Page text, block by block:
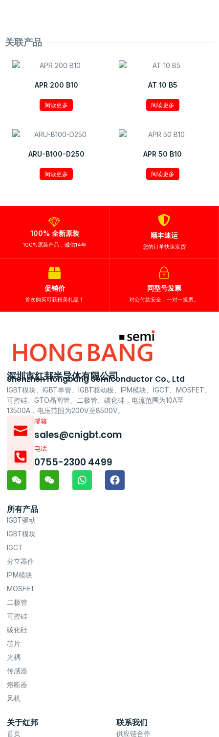
关联产品
APR 200 B10
阅读更多
AT 10 B5
阅读更多
ARU-B100-D250
阅读更多
APR 50 B10
阅读更多
100% 全新原装
100%原装产品，诚信14年
顺丰速运
您的订单快速发货
促销价
首次购买可获精美礼品！
同型号发票
对公付款安全，一对一发票。
深圳市红邦半导体有限公司
Shenzhen Hongbang Semiconductor Co., Ltd
IGBT模块、IGBT单管、IGBT驱动板、IPM模块、IGCT、MOSFET、
可控硅、GTO晶闸管、二极管、碳化硅，电流范围为10A至
13500A，电压范围为200V至8500V。
邮箱
sales@cnigbt.com
电话
0755-2300 4499
所有产品
IGBT驱动
IGBT模块
IGCT
分立器件
IPM模块
MOSFET
二极管
可控硅
碳化硅
芯片
光耦
传感器
熔断器
风机
关于红邦
首页
联系我们
供应链合作